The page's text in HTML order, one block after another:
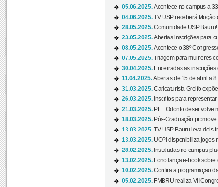
05.06.2025.Acontece no campus a
04.06.2025.TV USP receberá Moção
28.05.2025.Comunidade USP Bauru!
23.05.2025.Abertas inscrições para
08.05.2025.Acontece o 38º
07.05.2025.Triagem para mulheres
30.04.2025. Encerradas as inscrições
11.04.2025.Abertas de 15 de abril a
31.03.2025.Caricaturista Greifo
26.03.2025. Inscritos para
21.03.2025. PET Odonto desenvolve
18.03.2025. Pós-Graduação
13.03.2025.TV USP Bauru leva dois
13.03.2025. UOPI disponibiliza jogos
28.02.2025. Instaladas no campus
13.02.2025. Fono lança e-book sobre
10.02.2025.Confira a programação
05.02.2025. FMBRU realiza VII